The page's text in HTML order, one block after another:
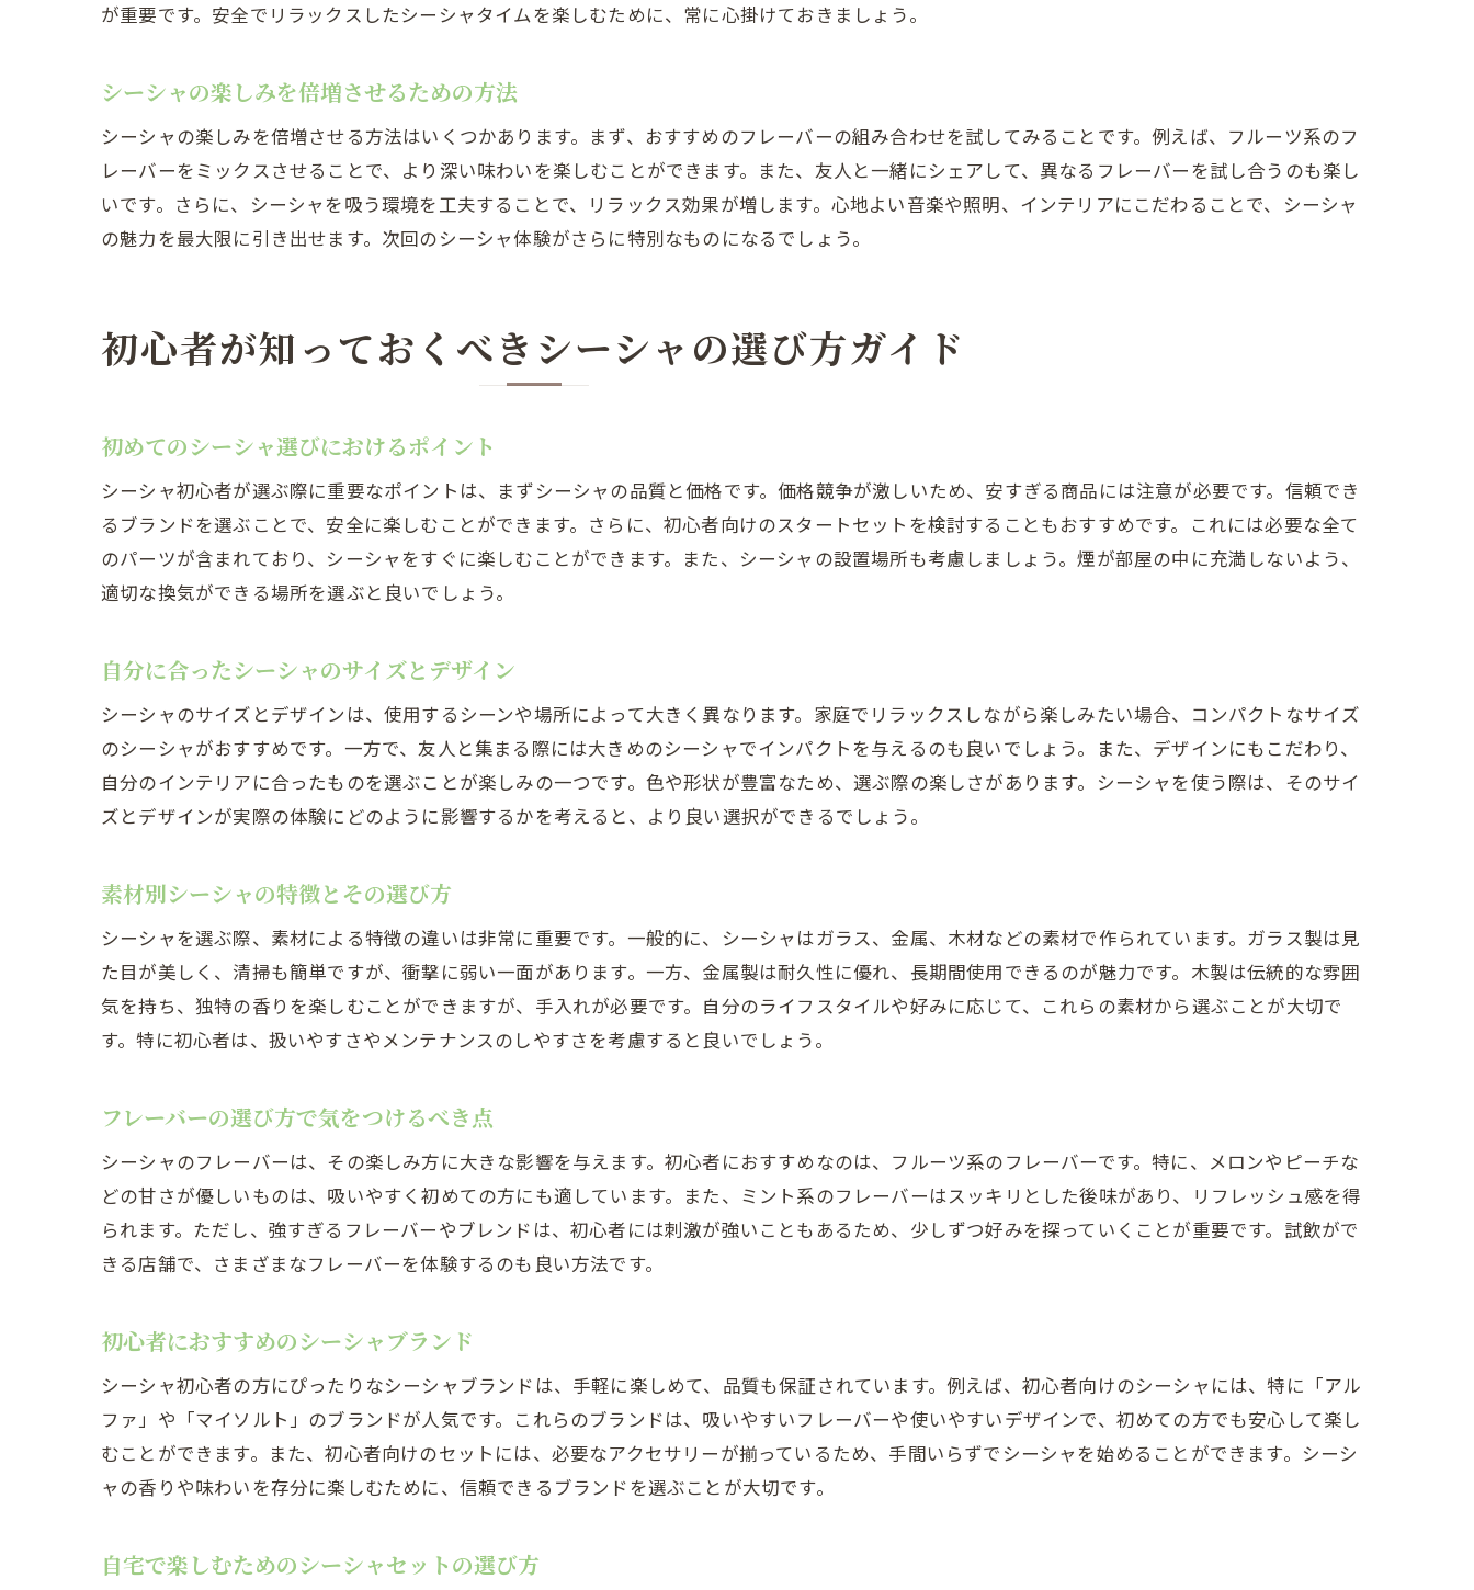
季節に応じたおすすめフレーバー
シーシャ初心者が避けるべきよくあるミス集
初心者にありがちなシーシャの間違った使い方
シーシャの扱いで知っておくべき基本的な注意点
フレーバー選びで起こりがちな失敗と対策
炭の取り扱いで注意すべきポイント
初心者が陥りやすいシーシャの誤解
シーシャの世界を楽しむために知っておきたいこと
シーシャを通じて広がる人とのつながり
シーシャバーの文化と楽しみ方
ディープなシーシャの世界への入門
が重要です。安全でリラックスしたシーシャタイムを楽しむために、常に心掛けておきましょう。
シーシャの楽しみを倍増させるための方法
シーシャの楽しみを倍増させる方法はいくつかあります。まず、おすすめのフレーバーの組み合わせを試してみることです。例えば、フルーツ系のフ
レーバーをミックスさせることで、より深い味わいを楽しむことができます。また、友人と一緒にシェアして、異なるフレーバーを試し合うのも楽し
いです。さらに、シーシャを吸う環境を工夫することで、リラックス効果が増します。心地よい音楽や照明、インテリアにこだわることで、シーシャ
の魅力を最大限に引き出せます。次回のシーシャ体験がさらに特別なものになるでしょう。
初心者が知っておくべきシーシャの選び方ガイド
初めてのシーシャ選びにおけるポイント
シーシャ初心者が選ぶ際に重要なポイントは、まずシーシャの品質と価格です。価格競争が激しいため、安すぎる商品には注意が必要です。信頼でき
るブランドを選ぶことで、安全に楽しむことができます。さらに、初心者向けのスタートセットを検討することもおすすめです。これには必要な全て
のパーツが含まれており、シーシャをすぐに楽しむことができます。また、シーシャの設置場所も考慮しましょう。煙が部屋の中に充満しないよう、
適切な換気ができる場所を選ぶと良いでしょう。
自分に合ったシーシャのサイズとデザイン
シーシャのサイズとデザインは、使用するシーンや場所によって大きく異なります。家庭でリラックスしながら楽しみたい場合、コンパクトなサイズ
のシーシャがおすすめです。一方で、友人と集まる際には大きめのシーシャでインパクトを与えるのも良いでしょう。また、デザインにもこだわり、
自分のインテリアに合ったものを選ぶことが楽しみの一つです。色や形状が豊富なため、選ぶ際の楽しさがあります。シーシャを使う際は、そのサイ
ズとデザインが実際の体験にどのように影響するかを考えると、より良い選択ができるでしょう。
素材別シーシャの特徴とその選び方
シーシャを選ぶ際、素材による特徴の違いは非常に重要です。一般的に、シーシャはガラス、金属、木材などの素材で作られています。ガラス製は見
た目が美しく、清掃も簡単ですが、衝撃に弱い一面があります。一方、金属製は耐久性に優れ、長期間使用できるのが魅力です。木製は伝統的な雰囲
気を持ち、独特の香りを楽しむことができますが、手入れが必要です。自分のライフスタイルや好みに応じて、これらの素材から選ぶことが大切で
す。特に初心者は、扱いやすさやメンテナンスのしやすさを考慮すると良いでしょう。
フレーバーの選び方で気をつけるべき点
シーシャのフレーバーは、その楽しみ方に大きな影響を与えます。初心者におすすめなのは、フルーツ系のフレーバーです。特に、メロンやピーチな
どの甘さが優しいものは、吸いやすく初めての方にも適しています。また、ミント系のフレーバーはスッキリとした後味があり、リフレッシュ感を得
られます。ただし、強すぎるフレーバーやブレンドは、初心者には刺激が強いこともあるため、少しずつ好みを探っていくことが重要です。試飲がで
きる店舗で、さまざまなフレーバーを体験するのも良い方法です。
初心者におすすめのシーシャブランド
シーシャ初心者の方にぴったりなシーシャブランドは、手軽に楽しめて、品質も保証されています。例えば、初心者向けのシーシャには、特に「アル
ファ」や「マイソルト」のブランドが人気です。これらのブランドは、吸いやすいフレーバーや使いやすいデザインで、初めての方でも安心して楽し
むことができます。また、初心者向けのセットには、必要なアクセサリーが揃っているため、手間いらずでシーシャを始めることができます。シーシ
ャの香りや味わいを存分に楽しむために、信頼できるブランドを選ぶことが大切です。
自宅で楽しむためのシーシャセットの選び方